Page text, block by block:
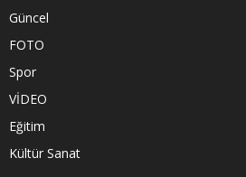
Güncel
FOTO
Spor
VİDEO
Eğitim
Kültür Sanat